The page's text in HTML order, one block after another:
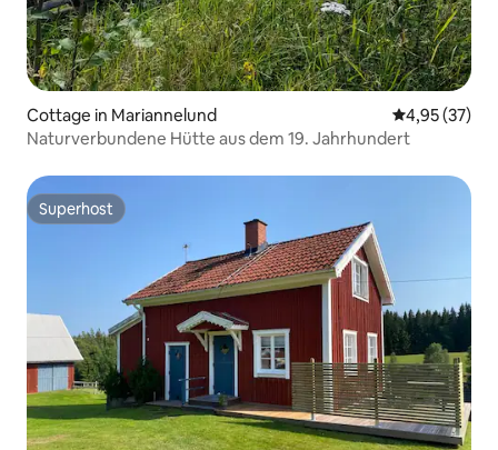
Cottage in Mariannelund
4,95 (37)
Naturverbundene Hütte aus dem 19. Jahrhundert
Superhost
Superhost